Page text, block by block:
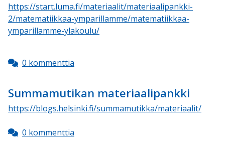
https://start.luma.fi/materiaalit/materiaalipankki-
2/matematiikkaa-ymparillamme/matematiikkaa-
ymparillamme-ylakoulu/
0 kommenttia
Summamutikan materiaalipankki
https://blogs.helsinki.fi/summamutikka/materiaalit/
0 kommenttia